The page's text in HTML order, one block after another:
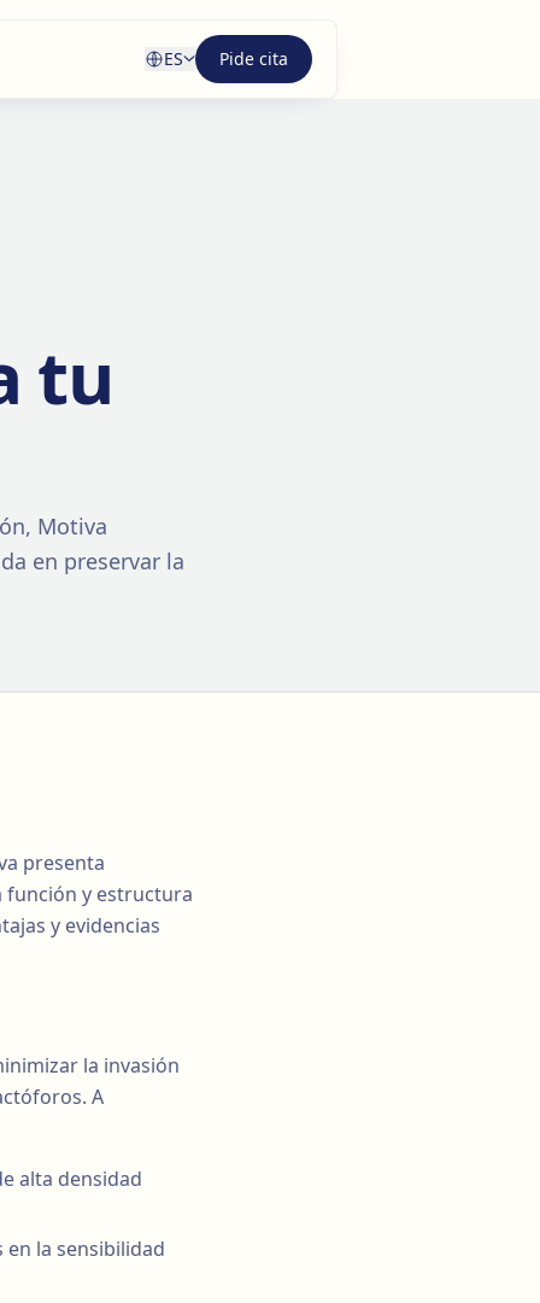
ES Pide cita
tu
Motiva
en preservar la
presenta
función y estructura
y evidencias
la invasión
A
alta densidad
la sensibilidad